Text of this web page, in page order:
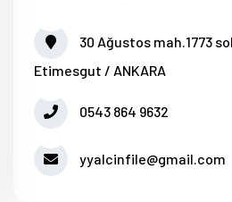
30 Ağustos mah.1773
Etimesgut / ANKARA
0543 864 9632
yyalcinfile@gmail.com